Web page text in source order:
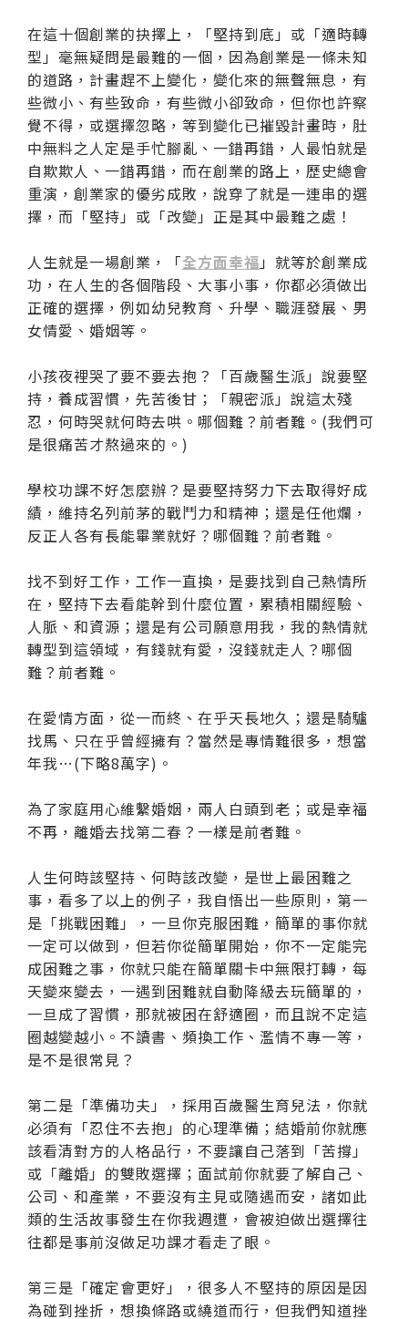
在這十個創業的抉擇上，「堅持到底」或「適時轉
型」毫無疑問是最難的一個，因為創業是一條未知
的道路，計畫趕不上變化，變化來的無聲無息，有
些微小、有些致命，有些微小卻致命，但你也許察
覺不得，或選擇忽略，等到變化已摧毀計畫時，肚
中無料之人定是手忙腳亂、一錯再錯，人最怕就是
自欺欺人、一錯再錯，而在創業的路上，歷史總會
重演，創業家的優劣成敗，說穿了就是一連串的選
擇，而「堅持」或「改變」正是其中最難之處！
人生就是一場創業，「全方面幸福」就等於創業成
功，在人生的各個階段、大事小事，你都必須做出
正確的選擇，例如幼兒教育、升學、職涯發展、男
女情愛、婚姻等。
小孩夜裡哭了要不要去抱？「百歲醫生派」說要堅
持，養成習慣，先苦後甘；「親密派」說這太殘
忍，何時哭就何時去哄。哪個難？前者難。(我們可
是很痛苦才熬過來的。)
學校功課不好怎麼辦？是要堅持努力下去取得好成
績，維持名列前茅的戰鬥力和精神；還是任他爛，
反正人各有長能畢業就好？哪個難？前者難。
找不到好工作，工作一直換，是要找到自己熱情所
在，堅持下去看能幹到什麼位置，累積相關經驗、
人脈、和資源；還是有公司願意用我，我的熱情就
轉型到這領域，有錢就有愛，沒錢就走人？哪個
難？前者難。
在愛情方面，從一而終、在乎天長地久；還是騎驢
找馬、只在乎曾經擁有？當然是專情難很多，想當
年我…(下略8萬字)。
為了家庭用心維繫婚姻，兩人白頭到老；或是幸福
不再，離婚去找第二春？一樣是前者難。
人生何時該堅持、何時該改變，是世上最困難之
事，看多了以上的例子，我自悟出一些原則，第一
是「挑戰困難」，一旦你克服困難，簡單的事你就
一定可以做到，但若你從簡單開始，你不一定能完
成困難之事，你就只能在簡單關卡中無限打轉，每
天變來變去，一遇到困難就自動降級去玩簡單的，
一旦成了習慣，那就被困在舒適圈，而且說不定這
圈越變越小。不讀書、頻換工作、濫情不專一等，
是不是很常見？
第二是「準備功夫」，採用百歲醫生育兒法，你就
必須有「忍住不去抱」的心理準備；結婚前你就應
該看清對方的人格品行，不要讓自己落到「苦撐」
或「離婚」的雙敗選擇；面試前你就要了解自己、
公司、和產業，不要沒有主見或隨遇而安，諸如此
類的生活故事發生在你我週遭，會被迫做出選擇往
往都是事前沒做足功課才看走了眼。
第三是「確定會更好」，很多人不堅持的原因是因
為碰到挫折，想換條路或繞道而行，但我們知道挫